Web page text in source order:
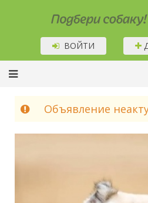
Подбери собаку!
ВОЙТИ
Объявление